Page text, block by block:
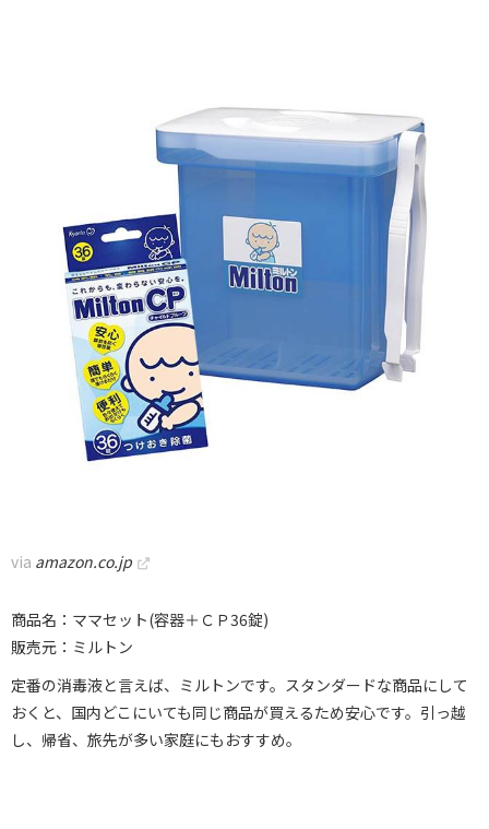
via amazon.co.jp
商品名：ママセット(容器＋ＣＰ36錠)
販売元：ミルトン
定番の消毒液と言えば、ミルトンです。スタンダードな商品にして
おくと、国内どこにいても同じ商品が買えるため安心です。引っ越
し、帰省、旅先が多い家庭にもおすすめ。